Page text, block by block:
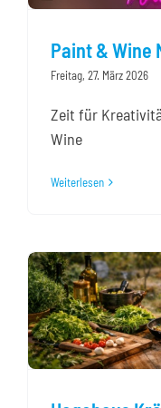
Paint & Wine
Freitag, 27. März 2026
Zeit für
Wine
Weiterlesen